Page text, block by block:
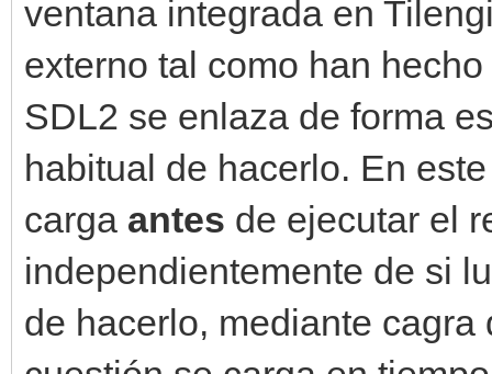
ventana integrada en
externo tal como han
SDL2 se enlaza de forma
habitual de hacerlo. En
carga antes de ejecutar el
independientemente de si
de hacerlo, mediante